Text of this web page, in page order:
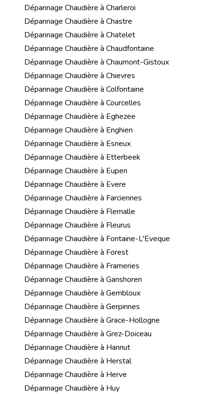
Dépannage Chaudière à Charleroi
Dépannage Chaudière à Chastre
Dépannage Chaudière à Chatelet
Dépannage Chaudière à Chaudfontaine
Dépannage Chaudière à Chaumont-Gistoux
Dépannage Chaudière à Chievres
Dépannage Chaudière à Colfontaine
Dépannage Chaudière à Courcelles
Dépannage Chaudière à Eghezee
Dépannage Chaudière à Enghien
Dépannage Chaudière à Esneux
Dépannage Chaudière à Etterbeek
Dépannage Chaudière à Eupen
Dépannage Chaudière à Evere
Dépannage Chaudière à Farciennes
Dépannage Chaudière à Flemalle
Dépannage Chaudière à Fleurus
Dépannage Chaudière à Fontaine-L'Eveque
Dépannage Chaudière à Forest
Dépannage Chaudière à Frameries
Dépannage Chaudière à Ganshoren
Dépannage Chaudière à Gembloux
Dépannage Chaudière à Gerpinnes
Dépannage Chaudière à Grace-Hollogne
Dépannage Chaudière à Grez-Doiceau
Dépannage Chaudière à Hannut
Dépannage Chaudière à Herstal
Dépannage Chaudière à Herve
Dépannage Chaudière à Huy